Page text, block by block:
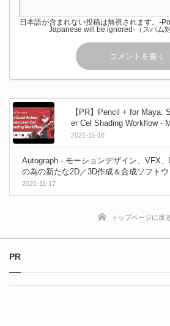
日本語が含まれない投稿は無視されます。-
Japanese will be ignored-（スパム
【PR】Pencil + for Maya:
er Cel Shading Workflow -
アニメ風キャラを構築する
NGFOX」にて取り扱い開
2021-11-16
Autograph - モーションデザイン、VFX
の為の新たな2D／3D作成＆合成ソフトウ
22年第2四半期に登場予定！
2021-11-17
トップページに戻
PR